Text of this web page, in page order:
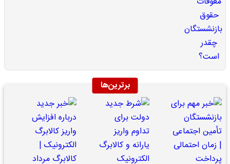
برترین‌ها